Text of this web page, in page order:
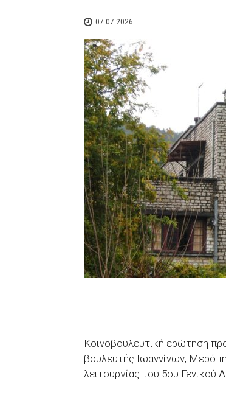
07.07.2026
Κοινοβουλευτική ερώτηση
βουλευτής Ιωαννίνων,
λειτουργίας του 5ου Γενικού